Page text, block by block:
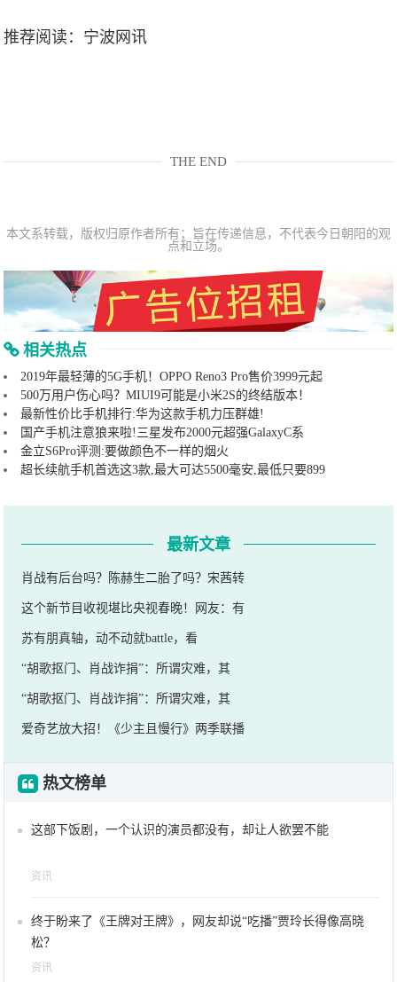
推荐阅读： 宁波网讯
THE END
本文系转载，版权归原作者所有；旨在传递信息，不代表今日朝阳的观
点和立场。
相关热点
2019年最轻薄的5G手机！OPPO Reno3 Pro售价3999元起
500万用户伤心吗？MIUI9可能是小米2S的终结版本！
最新性价比手机排行:华为这款手机力压群雄!
国产手机注意狼来啦!三星发布2000元超强GalaxyC系
金立S6Pro评测:要做颜色不一样的烟火
超长续航手机首选这3款,最大可达5500毫安,最低只要899
最新文章
肖战有后台吗？陈赫生二胎了吗？宋茜转
这个新节目收视堪比央视春晚！网友：有
苏有朋真轴，动不动就battle，看
“胡歌抠门、肖战诈捐”：所谓灾难，其
“胡歌抠门、肖战诈捐”：所谓灾难，其
爱奇艺放大招！《少主且慢行》两季联播
热文榜单
这部下饭剧，一个认识的演员都没有，却让人欲罢不能
资讯
终于盼来了《王牌对王牌》，网友却说“吃播”贾玲长得像高晓
松？
资讯